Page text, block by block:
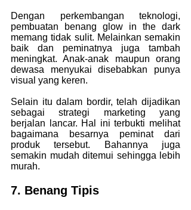
Dengan perkembangan teknologi,
pembuatan benang glow in the dark
memang tidak sulit. Melainkan semakin
baik dan peminatnya juga tambah
meningkat. Anak-anak maupun orang
dewasa menyukai disebabkan punya
visual yang keren.
Selain itu dalam bordir, telah dijadikan
sebagai strategi marketing yang
berjalan lancar. Hal ini terbukti melihat
bagaimana besarnya peminat dari
produk tersebut. Bahannya juga
semakin mudah ditemui sehingga lebih
murah.
7. Benang Tipis